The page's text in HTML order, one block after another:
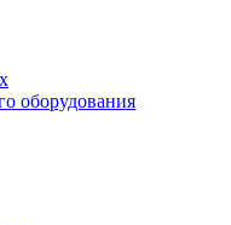
пневматические
оборудования